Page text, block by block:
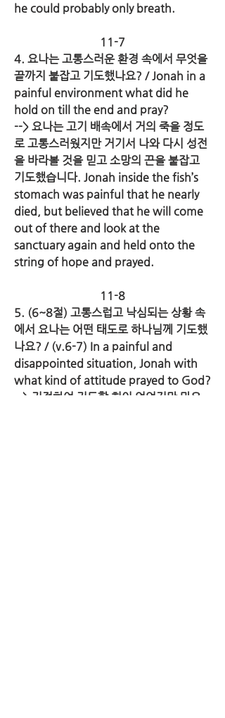
he could probably only breath.
11-7
4. 요나는 고통스러운 환경 속에서 무엇을
끝까지 붙잡고 기도했나요? / Jonah in a
painful environment what did he
hold on till the end and pray?
--> 요나는 고기 배속에서 거의 죽을 정도
로 고통스러웠지만 거기서 나와 다시 성전
을 바라볼 것을 믿고 소망의 끈을 붙잡고
기도했습니다. Jonah inside the fish’s
stomach was painful that he nearly
died, but believed that he will come
out of there and look at the
sanctuary again and held onto the
string of hope and prayed.
11-8
5. (6~8절) 고통스럽고 낙심되는 상황 속
에서 요나는 어떤 태도로 하나님께 기도했
나요? / (v.6-7) In a painful and
disappointed situation, Jonah with
what kind of attitude prayed to God?
--> 기절하여 기도할 힘이 없었지만 마음